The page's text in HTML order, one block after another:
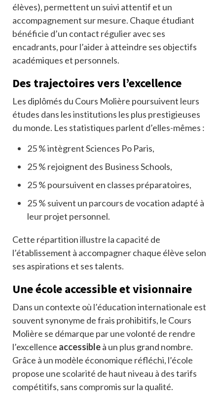
élèves), permettent un suivi attentif et un
accompagnement sur mesure. Chaque étudiant
bénéficie d’un contact régulier avec ses
encadrants, pour l’aider à atteindre ses objectifs
académiques et personnels.
Des trajectoires vers l’excellence
Les diplômés du Cours Molière poursuivent leurs
études dans les institutions les plus prestigieuses
du monde. Les statistiques parlent d’elles-mêmes :
25 % intègrent Sciences Po Paris,
25 % rejoignent des Business Schools,
25 % poursuivent en classes préparatoires,
25 % suivent un parcours de vocation adapté à
leur projet personnel.
Cette répartition illustre la capacité de
l’établissement à accompagner chaque élève selon
ses aspirations et ses talents.
Une école accessible et visionnaire
Dans un contexte où l’éducation internationale est
souvent synonyme de frais prohibitifs, le Cours
Molière se démarque par une volonté de rendre
l’excellence accessibleà un plus grand nombre.
Grâce à un modèle économique réfléchi, l’école
propose une scolarité de haut niveau à des tarifs
compétitifs, sans compromis sur la qualité.